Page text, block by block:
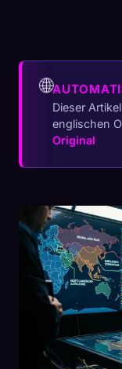
🌐
Dieser
englischen
Original